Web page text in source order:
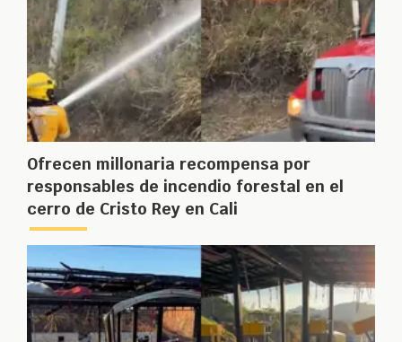
Ofrecen millonaria recompensa por
responsables de incendio forestal en el
cerro de Cristo Rey en Cali